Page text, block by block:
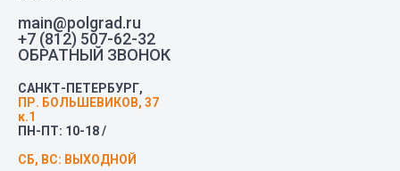
main@polgrad.ru
+7 (812) 507-62-32
ОБРАТНЫЙ ЗВОНОК
САНКТ-ПЕТЕРБУРГ,
ПР. БОЛЬШЕВИКОВ, 37
к.1
ПН-ПТ: 10-18 /
СБ, ВС: ВЫХОДНОЙ